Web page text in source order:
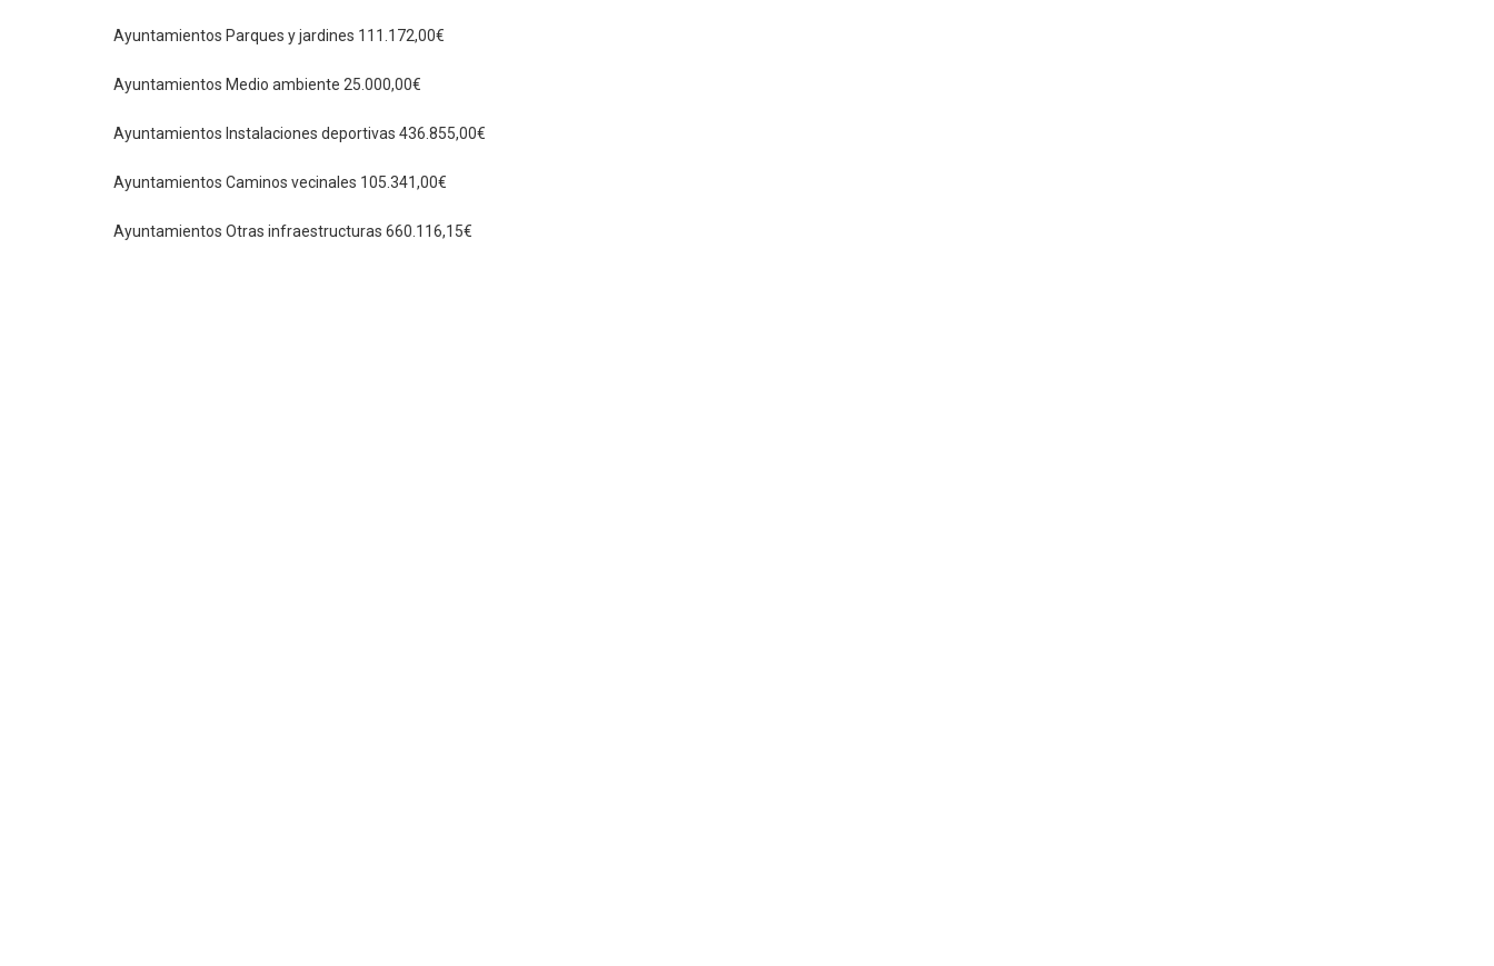
Ayuntamientos Parques y jardines 111.172,00€
Ayuntamientos Medio ambiente 25.000,00€
Ayuntamientos Instalaciones deportivas 436.855,00€
Ayuntamientos Caminos vecinales 105.341,00€
Ayuntamientos Otras infraestructuras 660.116,15€